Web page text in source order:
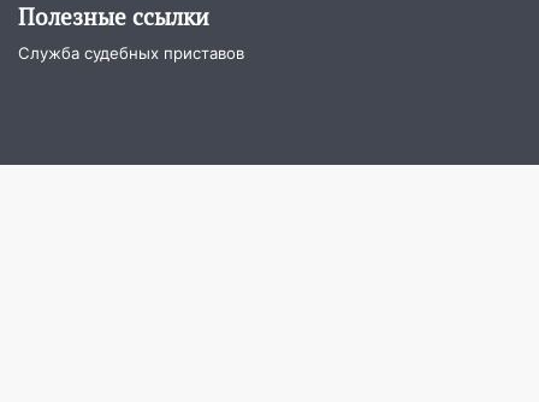
наркодилеров, снабжавших две области
09:25
Вынесли приговор дебоширам,
один из шести уникальных автомобилей
Полезные ссылки
Служба судебных приставов